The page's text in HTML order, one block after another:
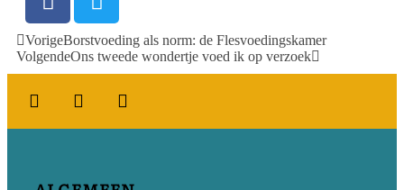
VorigeBorstvoeding als norm: de Flesvoedingskamer
VolgendeOns tweede wondertje voed ik op verzoek